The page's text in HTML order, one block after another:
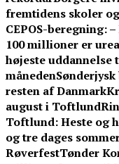
fremtidens skoler
CEPOS-beregning:
100 millioner er
højeste uddannelse
måneden
resten af Danmark
august i Toftlund
Toftlund: Heste og
og tre dages
RøverfestTønder